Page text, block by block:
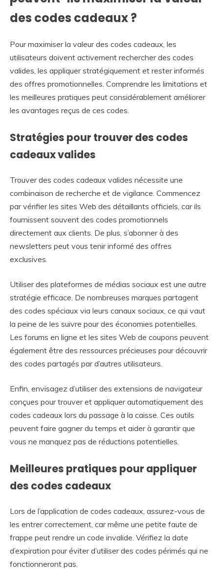
des codes cadeaux ?
Pour maximiser la valeur des codes cadeaux, les
utilisateurs doivent activement rechercher des codes
valides, les appliquer stratégiquement et rester informés
des offres promotionnelles. Comprendre les limitations et
les meilleures pratiques peut considérablement améliorer
les avantages reçus de ces codes.
Stratégies pour trouver des codes
cadeaux valides
Trouver des codes cadeaux valides nécessite une
combinaison de recherche et de vigilance. Commencez
par vérifier les sites Web des détaillants officiels, car ils
fournissent souvent des codes promotionnels
directement aux clients. De plus, s’abonner à des
newsletters peut vous tenir informé des offres
exclusives.
Utiliser des plateformes de médias sociaux est une autre
stratégie efficace. De nombreuses marques partagent
des codes spéciaux via leurs canaux sociaux, ce qui vaut
la peine de les suivre pour des économies potentielles.
Les forums en ligne et les sites Web de coupons peuvent
également être des ressources précieuses pour découvrir
des codes partagés par d’autres utilisateurs.
Enfin, envisagez d’utiliser des extensions de navigateur
conçues pour trouver et appliquer automatiquement des
codes cadeaux lors du passage à la caisse. Ces outils
peuvent faire gagner du temps et aider à garantir que
vous ne manquez pas de réductions potentielles.
Meilleures pratiques pour appliquer
des codes cadeaux
Lors de l’application de codes cadeaux, assurez-vous de
les entrer correctement, car même une petite faute de
frappe peut rendre un code invalide. Vérifiez la date
d’expiration pour éviter d’utiliser des codes périmés qui ne
fonctionneront pas.